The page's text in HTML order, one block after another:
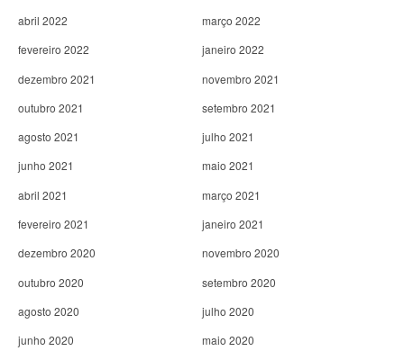
abril 2022
março 2022
fevereiro 2022
janeiro 2022
dezembro 2021
novembro 2021
outubro 2021
setembro 2021
agosto 2021
julho 2021
junho 2021
maio 2021
abril 2021
março 2021
fevereiro 2021
janeiro 2021
dezembro 2020
novembro 2020
outubro 2020
setembro 2020
agosto 2020
julho 2020
junho 2020
maio 2020